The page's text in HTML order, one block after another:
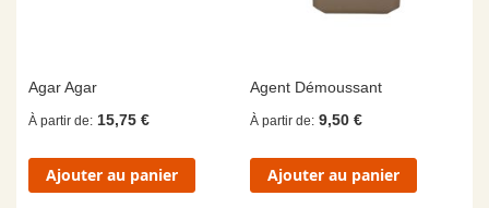
Agar Agar
À partir de 15,75 €
Ajouter au panier
Agent Démoussant
À partir de 9,50 €
Ajouter au panier